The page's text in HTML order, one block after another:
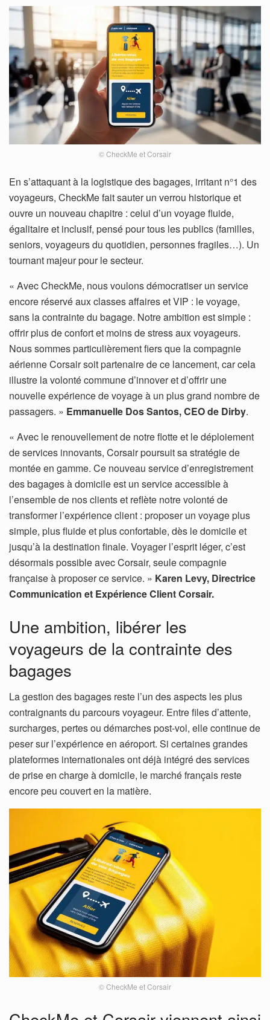
© CheckMe et Corsair
En s’attaquant à la logistique des bagages, irritant n°1 des
voyageurs, CheckMe fait sauter un verrou historique et
ouvre un nouveau chapitre : celui d’un voyage fluide,
égalitaire et inclusif, pensé pour tous les publics (familles,
seniors, voyageurs du quotidien, personnes fragiles…). Un
tournant majeur pour le secteur.
« Avec CheckMe, nous voulons démocratiser un service
encore réservé aux classes affaires et VIP : le voyage,
sans la contrainte du bagage. Notre ambition est simple :
offrir plus de confort et moins de stress aux voyageurs.
Nous sommes particulièrement fiers que la compagnie
aérienne Corsair soit partenaire de ce lancement, car cela
illustre la volonté commune d’innover et d’offrir une
nouvelle expérience de voyage à un plus grand nombre de
passagers. » Emmanuelle Dos Santos, CEO de Dirby.
« Avec le renouvellement de notre flotte et le déploiement
de services innovants, Corsair poursuit sa stratégie de
montée en gamme. Ce nouveau service d’enregistrement
des bagages à domicile est un service accessible à
l’ensemble de nos clients et reflète notre volonté de
transformer l’expérience client : proposer un voyage plus
simple, plus fluide et plus confortable, dès le domicile et
jusqu’à la destination finale. Voyager l’esprit léger, c’est
désormais possible avec Corsair, seule compagnie
française à proposer ce service. » Karen Levy, Directrice
Communication et Expérience Client Corsair.
Une ambition, libérer les
voyageurs de la contrainte des
bagages
La gestion des bagages reste l’un des aspects les plus
contraignants du parcours voyageur. Entre files d’attente,
surcharges, pertes ou démarches post-vol, elle continue de
peser sur l’expérience en aéroport. Si certaines grandes
plateformes internationales ont déjà intégré des services
de prise en charge à domicile, le marché français reste
encore peu couvert en la matière.
© CheckMe et Corsair